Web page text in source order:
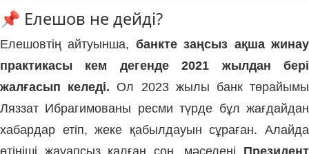
📌 Елешов не дейді?
Елешовтің айтуынша, банкте заңсыз ақша жинау
практикасы кем дегенде 2021 жылдан бері
жалғасып келеді. Ол 2023 жылы банк төрайымы
Ляззат Ибрагимованы ресми түрде бұл жағдайдан
хабардар етіп, жеке қабылдауын сұраған. Алайда